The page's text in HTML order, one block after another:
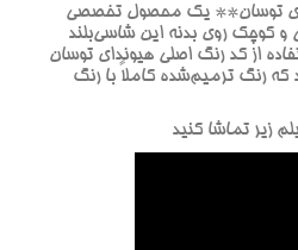
توسان** يک محصول تخصصي
کوچک روي بدنه اين شاسي‌بلند
از کد رنگ اصلي هيونداي توسان
رنگ ترميم‌شده کاملاً با رنگ
زير تماشا کنيد